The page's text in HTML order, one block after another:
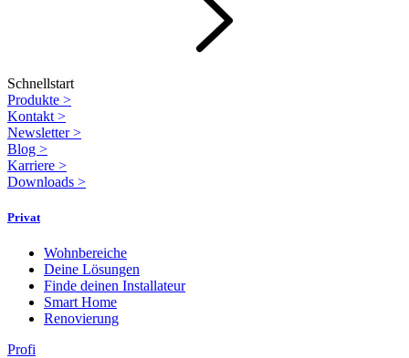
Schnellstart
Produkte >
Kontakt >
Newsletter>
Blog >
Karriere >
Downloads >
Privat
Wohnbereiche
Deine Lösungen
Finde deinen Installateur
Smart Home
Renovierung
Profi